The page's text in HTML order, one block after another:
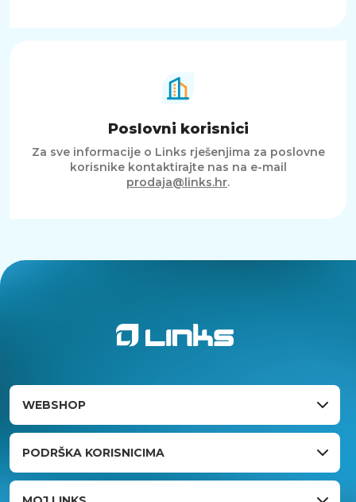
Poslovni korisnici
Za sve informacije o Links rješenjima za poslovne
korisnike kontaktirajte nas na e-mail
prodaja@links.hr.
WEBSHOP
PODRŠKA KORISNICIMA